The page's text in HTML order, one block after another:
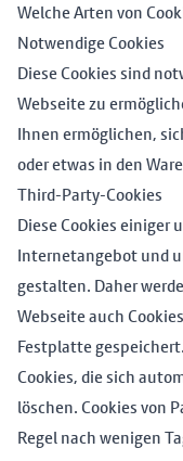
Welche Arten von
Notwendige Cookies
Diese Cookies sind
Webseite zu
Ihnen ermöglichen,
oder etwas in den
Third-Party-Cookies
Diese Cookies einiger
Internetangebot und
gestalten. Daher
Webseite auch
Festplatte
Cookies, die sich
löschen. Cookies von
Regel nach wenigen